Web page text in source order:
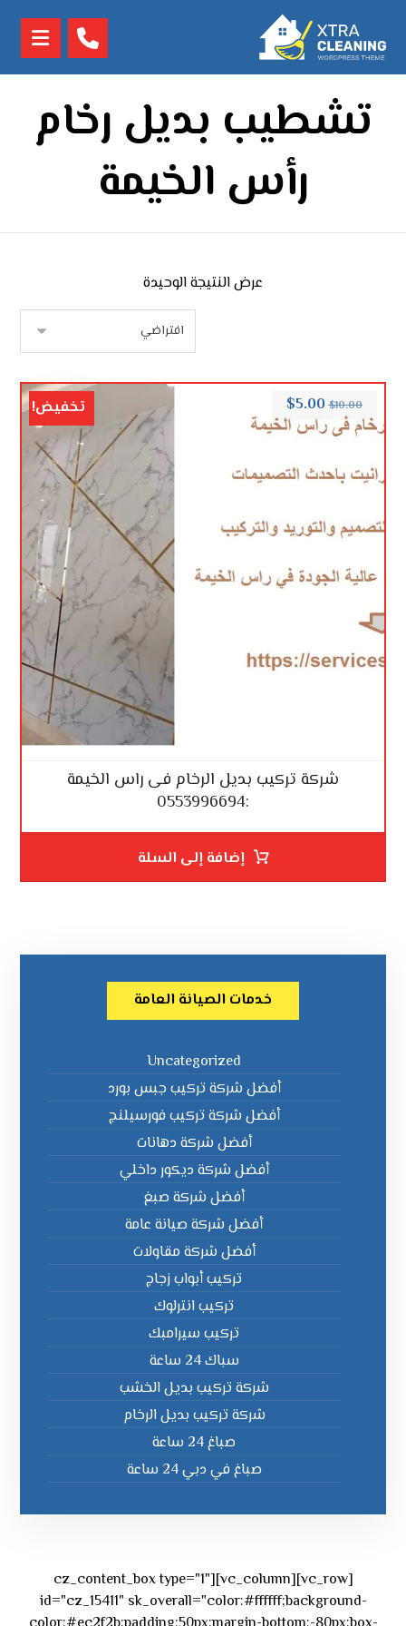
تشطيب بديل رخام
رأس الخيمة
عرض النتيجة الوحيدة
شركة تركيب بديل الرخام فى راس الخيمة
:0553996694
$10.00
$5.00 تخفيض!
إضافة إلى السلة
خدمات الصيانة العامة
Uncategorized
أفضل شركة تركيب جبس بورد
أفضل شركة تركيب فورسيلنج
أفضل شركة دهانات
أفضل شركة ديكور داخلي
أفضل شركة صبغ
أفضل شركة صيانة عامة
أفضل شركة مقاولات
تركيب أبواب زجاج
تركيب انترلوك
تركيب سيرامبك
سباك 24 ساعة
شركة تركيب بديل الخشب
شركة تركيب بديل الرخام
صباغ 24 ساعة
صباغ في دبي 24 ساعة
[vc_row][vc_column][cz_content_box type="1"
id="cz_15411" sk_overall="color:#ffffff;background-